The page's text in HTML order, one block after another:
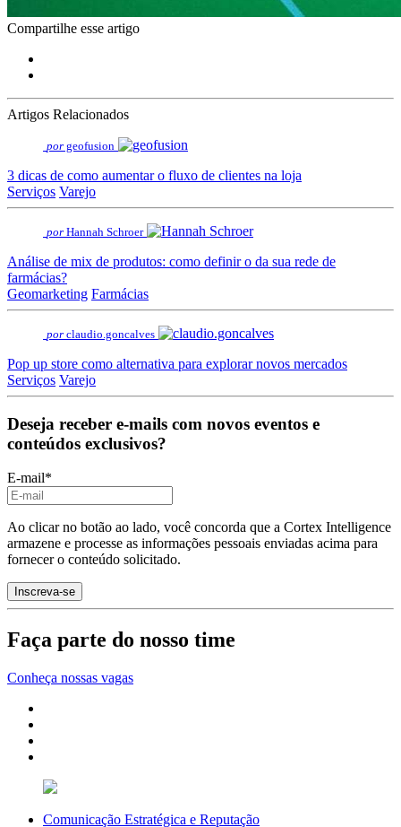
Compartilhe esse artigo
Artigos Relacionados
por geofusion
3 dicas de como aumentar o fluxo de clientes na loja
Serviços Varejo
por Hannah Schroer
Análise de mix de produtos: como definir o da sua rede de
farmácias?
Geomarketing Farmácias
por claudio.goncalves
Pop up store como alternativa para explorar novos mercados
Serviços Varejo
Deseja receber e-mails com novos eventos e
conteúdos exclusivos?
E-mail*
Ao clicar no botão ao lado, você concorda que a Cortex Intelligence
armazene e processe as informações pessoais enviadas acima para
fornecer o conteúdo solicitado.
Faça parte do nosso time
Conheça nossas vagas
Comunicação Estratégica e Reputação